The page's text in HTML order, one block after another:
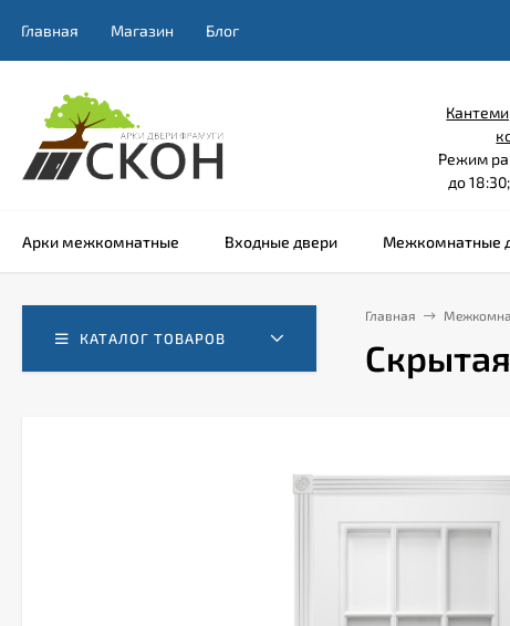
Главная Магазин Блог
Режим
до
Арки межкомнатные Входные двери Межкомнатные
КАТАЛОГ ТОВАРОВ
Главная